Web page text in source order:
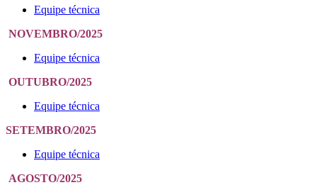
Equipe técnica
NOVEMBRO/2025
Equipe técnica
OUTUBRO/2025
Equipe técnica
SETEMBRO/2025
Equipe técnica
AGOSTO/2025